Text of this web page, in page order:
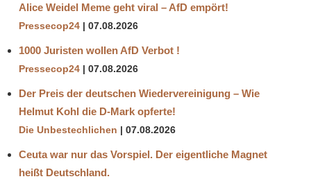
Alice Weidel Meme geht viral – AfD empört!
Pressecop24 07.08.2026
1000 Juristen wollen AfD Verbot !
Pressecop24 07.08.2026
Der Preis der deutschen Wiedervereinigung – Wie
Helmut Kohl die D‑Mark opferte!
Die Unbestechlichen 07.08.2026
Ceuta war nur das Vorspiel. Der eigentliche Magnet
heißt Deutschland.